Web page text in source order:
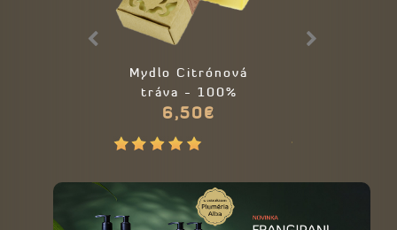
Mydlo Citrónová
tráva - 100%
prírodné
6,50€